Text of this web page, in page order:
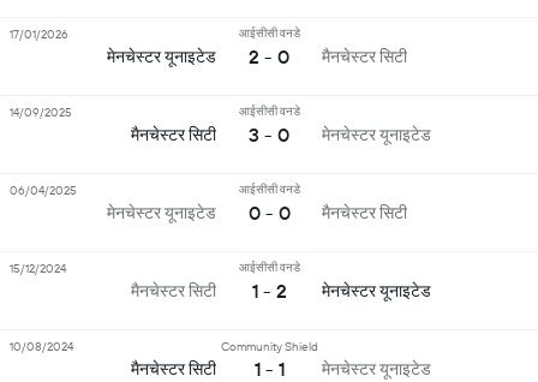
मेनचेस्टर यूनाइटेड
आईसीसी वनडे
2 - 0 मैनचेस्टर सिटी
17/01/2026
मैनचेस्टर सिटी
आईसीसी वनडे
3 - 0 मेनचेस्टर यूनाइटेड
14/09/2025
मेनचेस्टर यूनाइटेड
आईसीसी वनडे
0 - 0 मैनचेस्टर सिटी
06/04/2025
मैनचेस्टर सिटी
आईसीसी वनडे
1 - 2 मेनचेस्टर यूनाइटेड
15/12/2024
मैनचेस्टर सिटी
Community Shield
1 - 1 मेनचेस्टर यूनाइटेड
10/08/2024